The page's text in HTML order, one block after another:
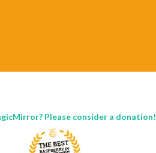
Please consider a donation!